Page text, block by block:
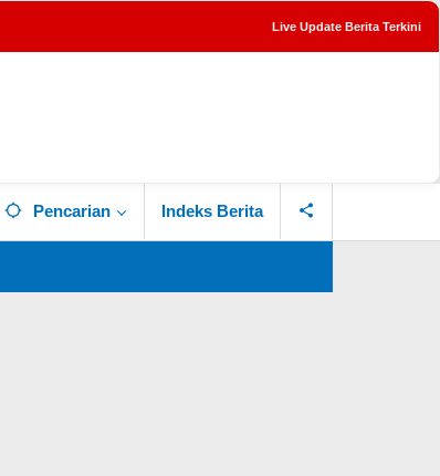
Live Update Berita Terkini
Pencarian Indeks Berita